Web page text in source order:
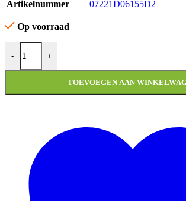
Artikelnummer 07221D06155D2
Op voorraad
-
SLOTVANGER ZADEL KYMCO AGILITY
+
TOEVOEGEN AAN